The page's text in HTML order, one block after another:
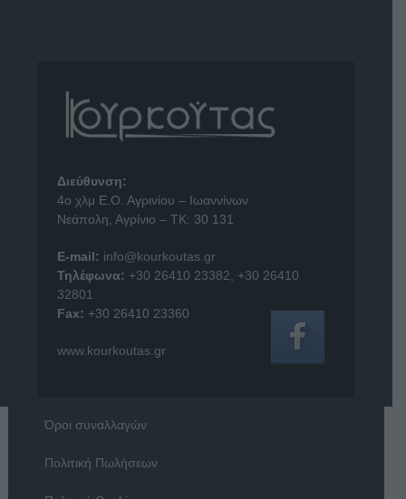
Διεύθυνση:
4o χλμ Ε.Ο. Αγρινίου – Ιωαννίνων
Νεάπολη, Αγρίνιο – ΤΚ: 30 131
E-mail: info@kourkoutas.gr
Τηλέφωνα: +30 26410 23382
+30 26410
32801
Fax: +30 26410 23360
www.kourkoutas.gr
Όροι συναλλαγών
Πολιτική Πωλήσεων